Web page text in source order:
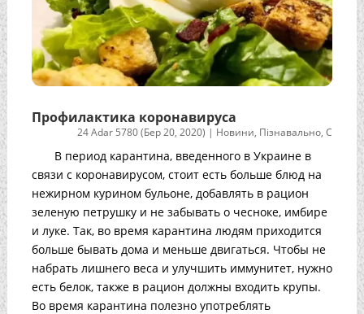
Профилактика коронавируса
24 Adar 5780 (Бер 20, 2020) | Новини, Пізнавально,С
В период карантина, введенного в Украине в
связи с коронавирусом, стоит есть больше блюд на
нежирном курином бульоне, добавлять в рацион
зеленую петрушку и не забывать о чесноке, имбире
и луке. Так, во время карантина людям приходится
больше бывать дома и меньше двигаться. Чтобы не
набрать лишнего веса и улучшить иммунитет, нужно
есть белок, также в рацион должны входить крупы.
Во время карантина полезно употреблять